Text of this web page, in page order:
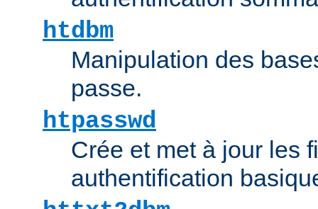
htdbm
Manipulation des
passe.
htpasswd
Crée et met à jour les
authentification